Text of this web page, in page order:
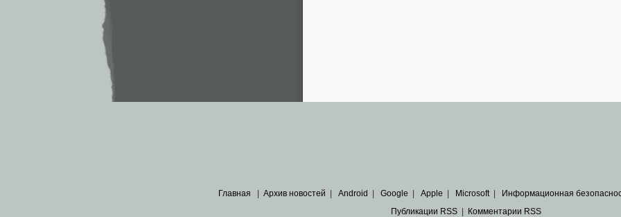
Главная Архив новостей Android Google Apple Microsoft| Информационная
Публикации RSS| Комментарии RSS